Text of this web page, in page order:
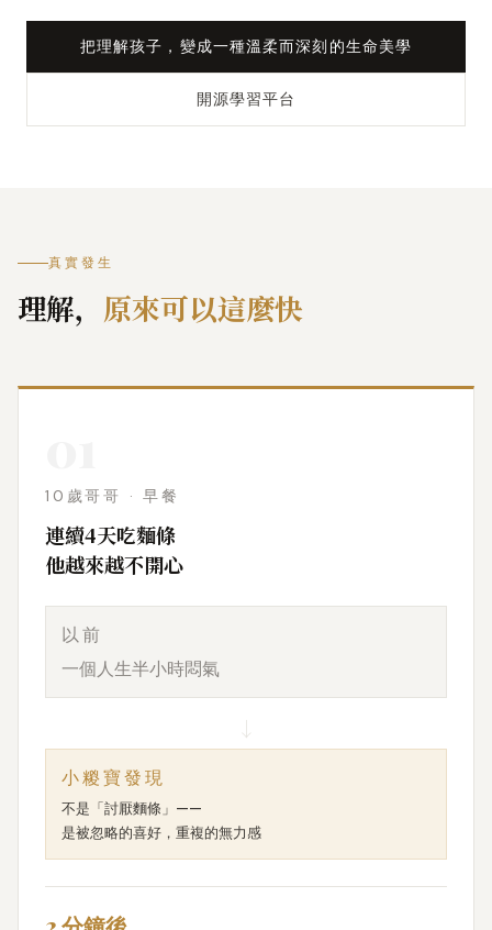
把理解孩子，變成一種溫柔而深刻的生命美學
開源學習平台
真實發生
理解， 原來可以這麼快
10歲哥哥 · 早餐
連續4天吃麵條
他越來越不開心
以前
一個人生半小時悶氣
↓
小糉寶發現
不是「討厭麵條」——
是被忽略的喜好，重複的無力感